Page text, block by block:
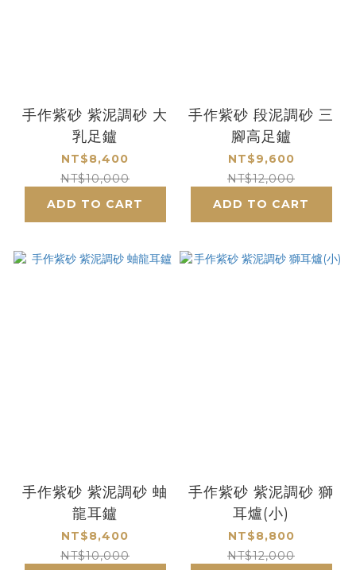
手作紫砂 紫泥調砂 大
乳足鑪
NT$8,400
NT$10,000
ADD TO CART
手作紫砂 段泥調砂 三
腳高足鑪
NT$9,600
NT$12,000
ADD TO CART
手作紫砂 紫泥調砂 蚰
龍耳鑪
NT$8,400
NT$10,000
手作紫砂 紫泥調砂 獅
耳爐(小)
NT$8,800
NT$12,000